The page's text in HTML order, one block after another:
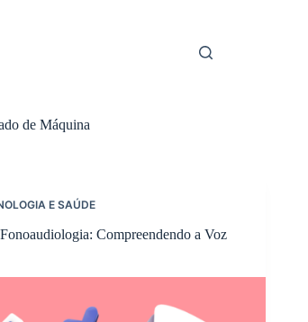
de Máquina
E SAÚDE
Compreendendo a Voz